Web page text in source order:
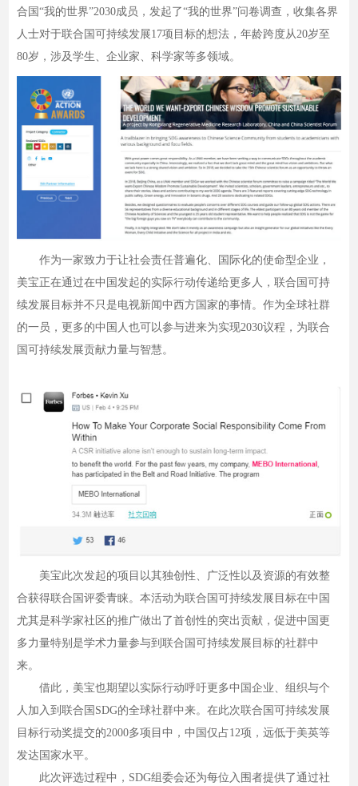
合国“我的世界”2030成员，发起了“我的世界”问卷调查，收集各界
人士对于联合国可持续发展17项目标的想法，年龄跨度从20岁至
80岁，涉及学生、企业家、科学家等多领域。
作为一家致力于让社会责任普遍化、国际化的使命型企业，
美宝正在通过在中国发起的实际行动传递给更多人，联合国可持
续发展目标并不只是电视新闻中西方国家的事情。作为全球社群
的一员，更多的中国人也可以参与进来为实现2030议程，为联合
国可持续发展贡献力量与智慧。
美宝此次发起的项目以其独创性、广泛性以及资源的有效整
合获得联合国评委青睐。本活动为联合国可持续发展目标在中国
尤其是科学家社区的推⼴做出了首创性的突出贡献，促进中国更
多力量特别是学术力量参与到联合国可持续发展⽬标的社群中
来。
借此，美宝也期望以实际行动呼吁更多中国企业、组织与个
人加入到联合国SDG的全球社群中来。在此次联合国可持续发展
目标行动奖提交的2000多项目中，中国仅占12项，远低于美英等
发达国家水平。
此次评选过程中，SDG组委会还为每位入围者提供了通过社